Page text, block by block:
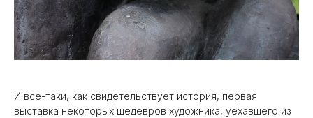
И все-таки, как свидетельствует история, первая
выставка некоторых шедевров художника, уехавшего из